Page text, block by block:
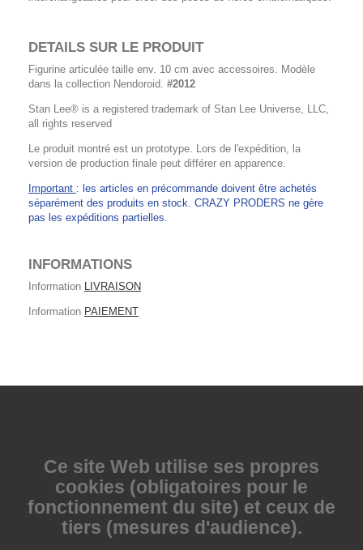
DETAILS SUR LE PRODUIT
Figurine articulée taille env. 10 cm avec accessoires. Modèle
dans la collection Nendoroid. #2012
Stan Lee® is a registered trademark of Stan Lee Universe, LLC,
all rights reserved
Le produit montré est un prototype. Lors de l'expédition, la
version de production finale peut différer en apparence.
Important : les articles en précommande doivent être achetés
séparément des produits en stock. CRAZY PRODERS ne gère
pas les expéditions partielles.
INFORMATIONS
Information LIVRAISON
Information PAIEMENT
Ce site Web utilise ses propres
cookies (obligatoires pour le
fonctionnement du site) et ceux de
tiers (mesures d'audience).